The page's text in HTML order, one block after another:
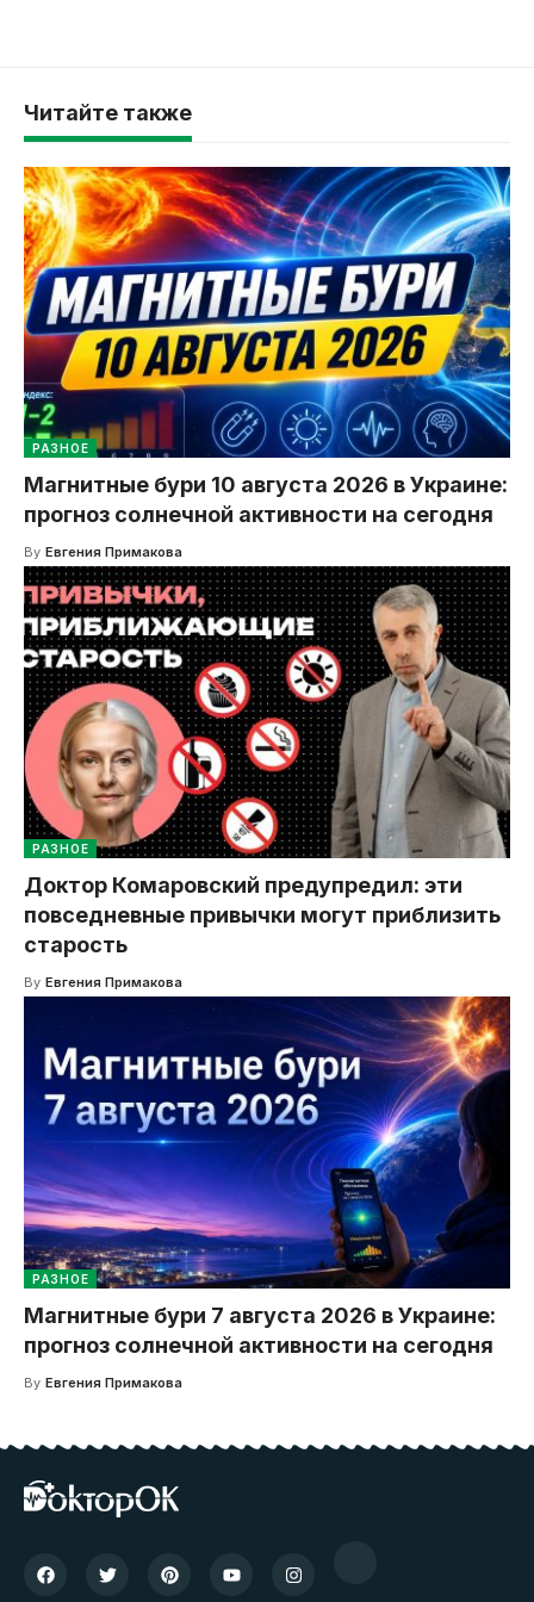
Читайте также
РАЗНОЕ
Магнитные бури 10 августа 2026 в Украине:
прогноз солнечной активности на сегодня
By Евгения Примакова
РАЗНОЕ
Доктор Комаровский предупредил: эти
повседневные привычки могут приблизить
старость
By Евгения Примакова
РАЗНОЕ
Магнитные бури 7 августа 2026 в Украине:
прогноз солнечной активности на сегодня
By Евгения Примакова